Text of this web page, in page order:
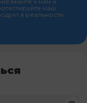
наш
в реальности